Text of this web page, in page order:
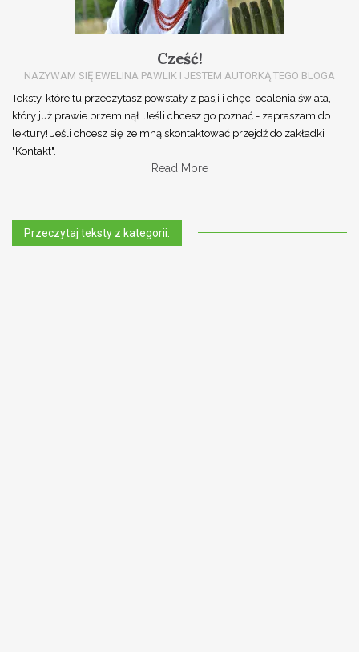
Cześć!
NAZYWAM SIĘ EWELINA PAWLIK I JESTEM AUTORKĄ TEGO BLOGA
Teksty, które tu przeczytasz powstały z pasji i chęci ocalenia świata,
który już prawie przeminął. Jeśli chcesz go poznać - zapraszam do
lektury! Jeśli chcesz się ze mną skontaktować przejdź do zakładki
"Kontakt".
Read More
Przeczytaj teksty z kategorii: